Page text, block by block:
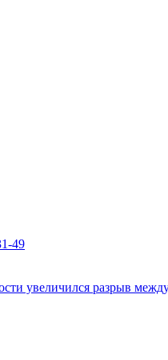
49
увеличился разрыв